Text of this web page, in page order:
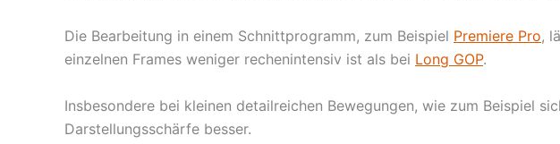
Die Bearbeitung in einem Schnittprogramm, zum Beispiel Premiere Pro,
einzelnen Frames weniger rechenintensiv ist als bei Long GOP.
Insbesondere bei kleinen detailreichen Bewegungen, wie zum Beispiel
Darstellungsschärfe besser.